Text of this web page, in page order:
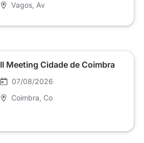
Vagos , Av
II Meeting Cidade de Coimbra
07/08/2026
Coimbra , Co